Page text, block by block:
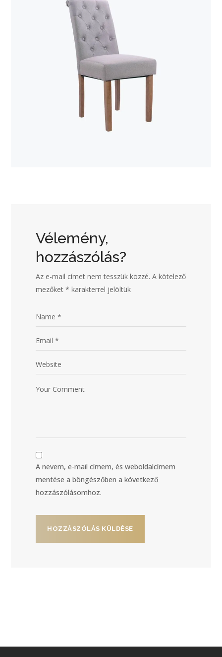
Vélemény,
hozzászólás?
Az e-mail címet nem tesszük közzé. A kötelező
mezőket* karakterrel jelöltük
A nevem, e-mail címem, és weboldalcímem
mentése a böngészőben a következő
hozzászólásomhoz.